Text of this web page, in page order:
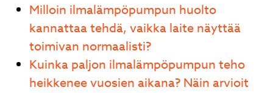
Milloin ilmalämpöpumpun huolto
kannattaa tehdä, vaikka laite näyttää
toimivan normaalisti?
Kuinka paljon ilmalämpöpumpun teho
heikkenee vuosien aikana? Näin arvioit